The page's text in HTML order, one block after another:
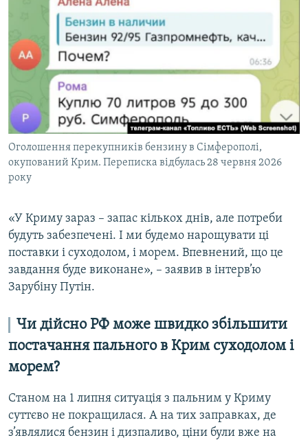
Оголошення перекупників бензину в Сімферополі,
окупований Крим. Переписка відбулась 28 червня 2026
року
«У Криму зараз – запас кількох днів, але потреби
будуть забезпечені. І ми будемо нарощувати ці
поставки і суходолом, і морем. Впевнений, що це
завдання буде виконане», – заявив в інтерв’ю
Зарубіну Путін.
Чи дійсно РФ може швидко збільшити
постачання пального в Крим суходолом і
морем?
Станом на 1 липня ситуація з пальним у Криму
суттєво не покращилася. А на тих заправках, де
з’являлися бензин і дизпаливо, ціни були вже на